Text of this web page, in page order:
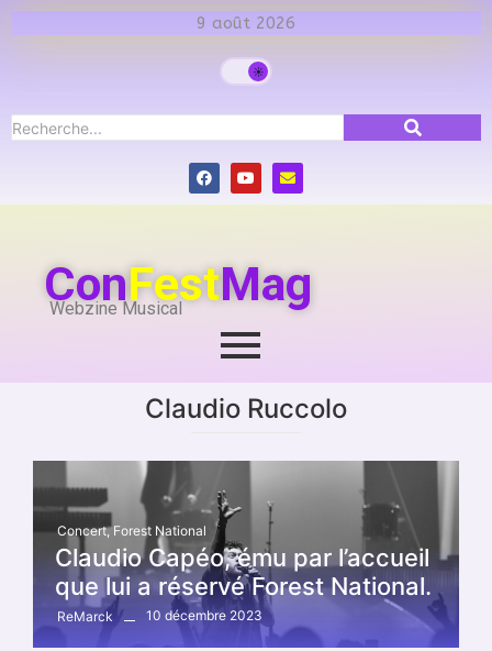
9 août 2026
ConFestMag
Webzine Musical
Claudio Ruccolo
Concert, Forest National
Claudio Capéo, ému par l’accueil
que lui a réservé Forest National.
ReMarck 10 décembre 2023